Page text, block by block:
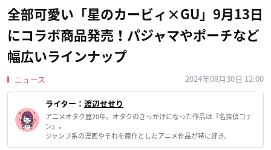
全部可愛い「星のカービィ×GU」9月13日
にコラボ商品発売！パジャマやポーチなど
幅広いラインナップ
ニュース 2024年08月30日 12:00
ライター： 渡辺せせり
アニメオタク歴20年。オタクのきっかけになった作品は『名探偵コナ
ン』。
ジャンプ系の漫画やそれを原作としたアニメ作品が特に好き。